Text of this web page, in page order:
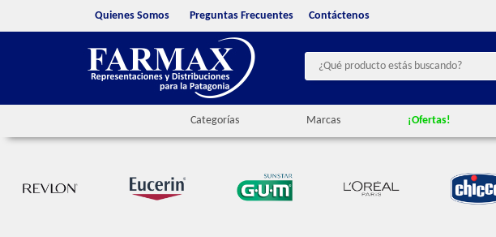
Quienes Somos Preguntas Frecuentes Contáctenos
Categorías Marcas ¡Ofertas!